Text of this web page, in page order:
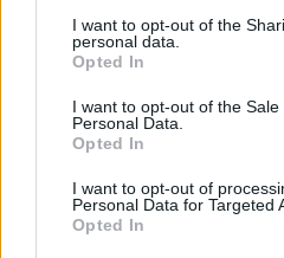
not limited to your visit or usage
grant or deny consent to
use your data for below
consent section.
I want to opt-out of the
personal data.
Opted In
I want to opt-out of the Sale
Personal Data.
Opted In
I want to opt-out of
Personal Data for Targeted
Opted In
o
k
p
NOTIZIE RECENTI
Nuovi posti auto in
provvisorio a La
Allarme truffe a